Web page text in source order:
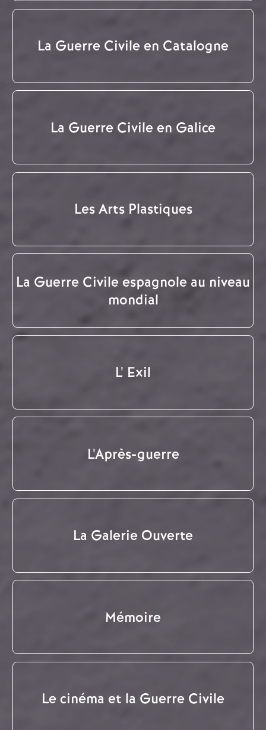
La Guerre Civile en Catalogne
La Guerre Civile en Galice
Les Arts Plastiques
La Guerre Civile espagnole au niveau
mondial
L' Exil
L'Après-guerre
La Galerie Ouverte
Mémoire
Le cinéma et la Guerre Civile